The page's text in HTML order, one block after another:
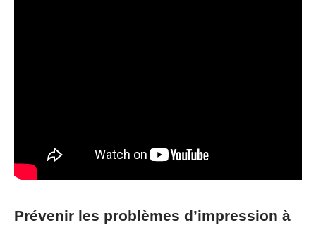
Prévenir les problèmes d’impression à